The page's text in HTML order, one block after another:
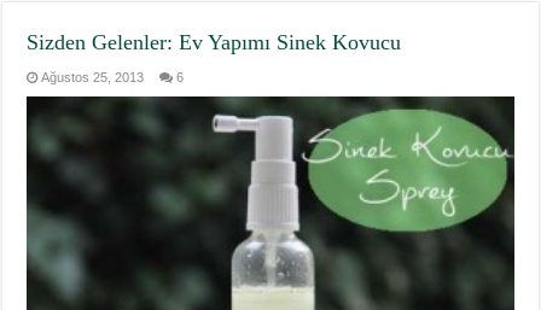
Sizden Gelenler: Ev Yapımı Sinek Kovucu
Ağustos 25, 2013 6